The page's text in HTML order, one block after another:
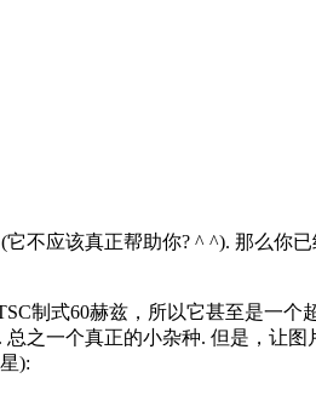
不应该真正帮助你? ^ ^). 那么你
制式60赫兹，所以它甚至是一个
之一个真正的小杂种. 但是，让
):